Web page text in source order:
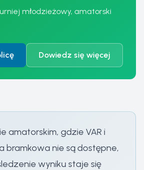
młodzieżowy, amatorski
Dowiedz się więcej
amatorskim, gdzie VAR i
bramkowa nie są dostępne,
wyniku staje się